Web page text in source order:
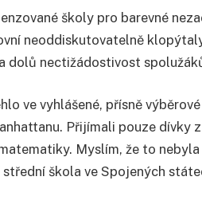
školy pro barevné
neoddiskutovatelně
dolů nectižádostivost
ve vyhlášené, přísně
Přijímali pouze dívky
Myslím, že to
škola ve Spojených